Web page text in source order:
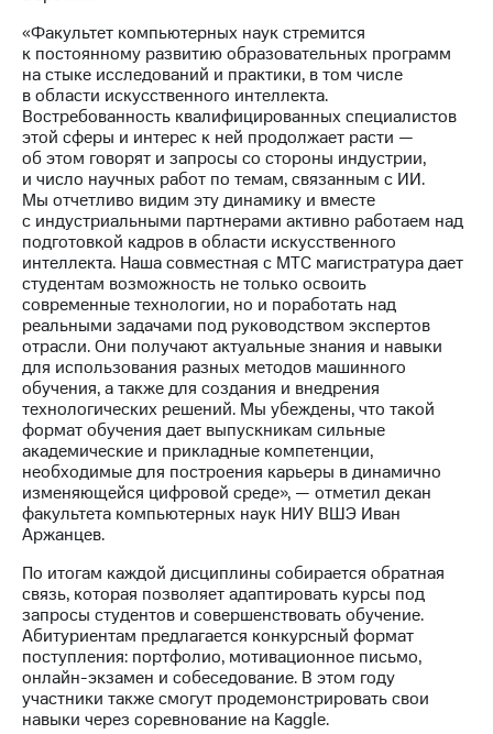
этика
На главную
«Факультет компьютерных наук стремится
к постоянному развитию образовательных программ
на стыке исследований и практики, в том числе
в области искусственного интеллекта.
Востребованность квалифицированных специалистов
этой сферы и интерес к ней продолжает расти —
об этом говорят и запросы со стороны индустрии,
и число научных работ по темам, связанным с ИИ.
Мы отчетливо видим эту динамику и вместе
с индустриальными партнерами активно работаем над
подготовкой кадров в области искусственного
интеллекта. Наша совместная с МТС магистратура дает
студентам возможность не только освоить
современные технологии, но и поработать над
реальными задачами под руководством экспертов
отрасли. Они получают актуальные знания и навыки
для использования разных методов машинного
обучения, а также для создания и внедрения
технологических решений. Мы убеждены, что такой
формат обучения дает выпускникам сильные
академические и прикладные компетенции,
необходимые для построения карьеры в динамично
изменяющейся цифровой среде», — отметил декан
факультета компьютерных наук НИУ ВШЭ Иван
Аржанцев.
По итогам каждой дисциплины собирается обратная
связь, которая позволяет адаптировать курсы под
запросы студентов и совершенствовать обучение.
Абитуриентам предлагается конкурсный формат
поступления: портфолио, мотивационное письмо,
онлайн-экзамен и собеседование. В этом году
участники также смогут продемонстрировать свои
навыки через соревнование на Kaggle.